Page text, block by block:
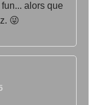
alors que
😜